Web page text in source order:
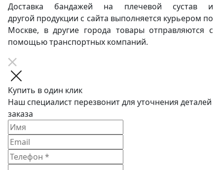
Доставка бандажей на плечевой сустав и
другой продукции с сайта выполняется курьером по
Москве, в другие города товары отправляются с
помощью транспортных компаний.
Купить в один клик
Наш специалист перезвонит для уточнения деталей
заказа